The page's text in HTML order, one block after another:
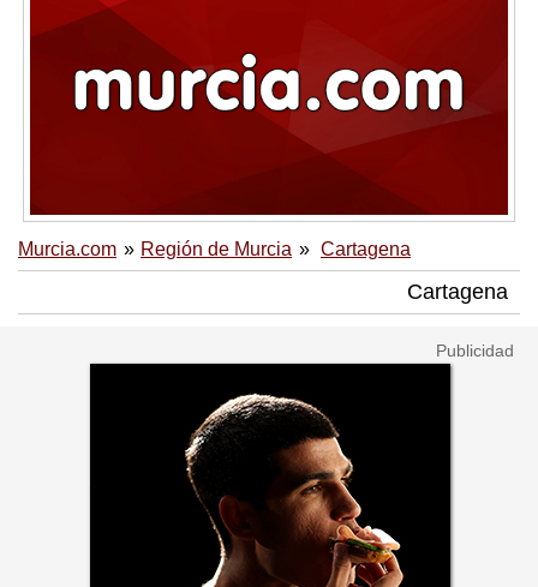
Murcia.com Región de Murcia Cartagena
Cartagena